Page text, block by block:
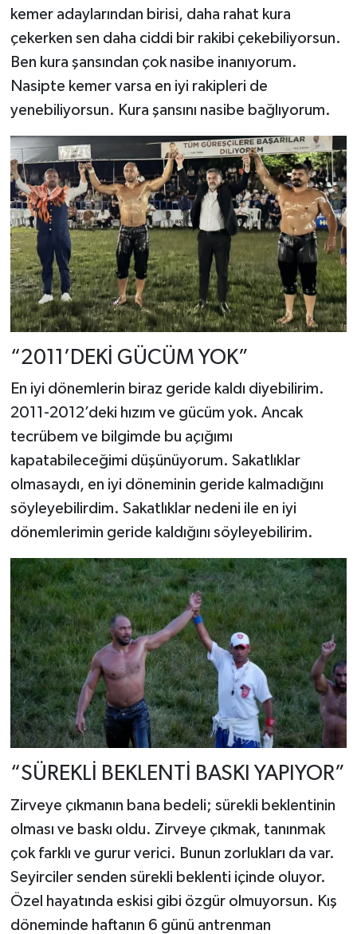
kemer adaylarından birisi, daha rahat kura
çekerken sen daha ciddi bir rakibi çekebiliyorsun.
Ben kura şansından çok nasibe inanıyorum.
Nasipte kemer varsa en iyi rakipleri de
yenebiliyorsun. Kura şansını nasibe bağlıyorum.
“2011’DEKİ GÜCÜM YOK”
En iyi dönemlerin biraz geride kaldı diyebilirim.
2011-2012’deki hızım ve gücüm yok. Ancak
tecrübem ve bilgimde bu açığımı
kapatabileceğimi düşünüyorum. Sakatlıklar
olmasaydı, en iyi döneminin geride kalmadığını
söyleyebilirdim. Sakatlıklar nedeni ile en iyi
dönemlerimin geride kaldığını söyleyebilirim.
“SÜREKLİ BEKLENTİ BASKI YAPIYOR”
Zirveye çıkmanın bana bedeli; sürekli beklentinin
olması ve baskı oldu. Zirveye çıkmak, tanınmak
çok farklı ve gurur verici. Bunun zorlukları da var.
Seyirciler senden sürekli beklenti içinde oluyor.
Özel hayatında eskisi gibi özgür olmuyorsun. Kış
döneminde haftanın 6 günü antrenman